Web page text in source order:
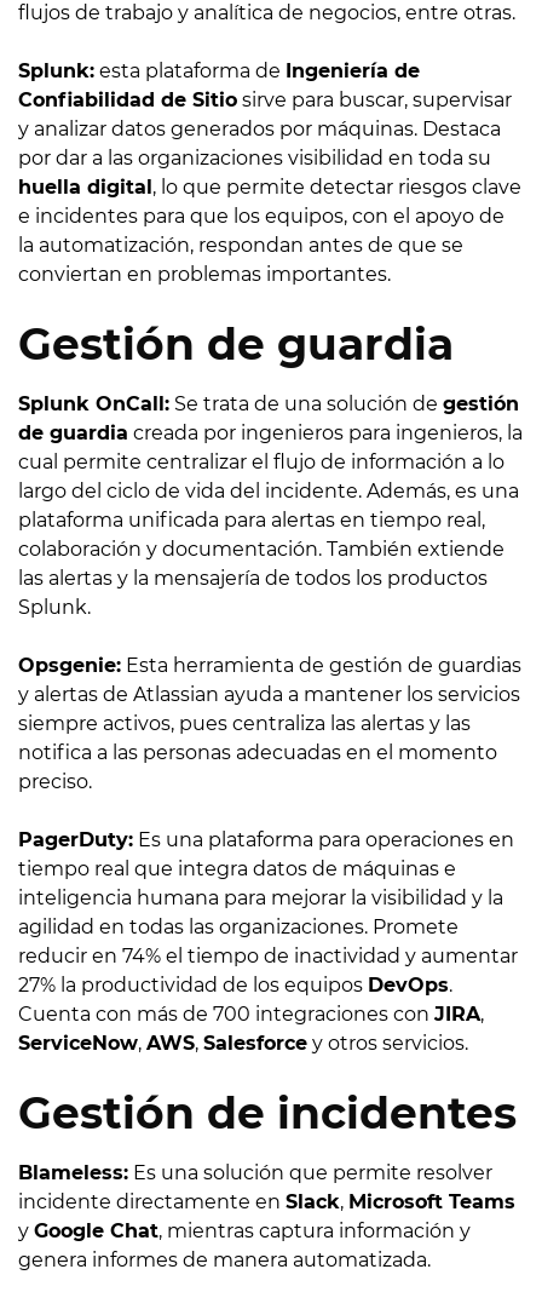
flujos de trabajo y analítica de negocios, entre otras.
Splunk: esta plataforma de Ingeniería de
Confiabilidad de Sitio sirve para buscar, supervisar
y analizar datos generados por máquinas. Destaca
por dar a las organizaciones visibilidad en toda su
huella digital , lo que permite detectar riesgos clave
e incidentes para que los equipos, con el apoyo de
la automatización, respondan antes de que se
conviertan en problemas importantes.
Gestión de guardia
Splunk OnCall: Se trata de una solución de gestión
de guardia creada por ingenieros para ingenieros, la
cual permite centralizar el flujo de información a lo
largo del ciclo de vida del incidente. Además, es una
plataforma unificada para alertas en tiempo real,
colaboración y documentación. También extiende
las alertas y la mensajería de todos los productos
Splunk.
Opsgenie: Esta herramienta de gestión de guardias
y alertas de Atlassian ayuda a mantener los servicios
siempre activos, pues centraliza las alertas y las
notifica a las personas adecuadas en el momento
preciso.
PagerDuty: Es una plataforma para operaciones en
tiempo real que integra datos de máquinas e
inteligencia humana para mejorar la visibilidad y la
agilidad en todas las organizaciones. Promete
reducir en 74% el tiempo de inactividad y aumentar
27% la productividad de los equipos DevOps.
Cuenta con más de 700 integraciones con JIRA,
ServiceNow, AWS, Salesforce y otros servicios.
Gestión de incidentes
Blameless: Es una solución que permite resolver
incidente directamente en Slack, Microsoft Teams
y Google Chat, mientras captura información y
genera informes de manera automatizada.